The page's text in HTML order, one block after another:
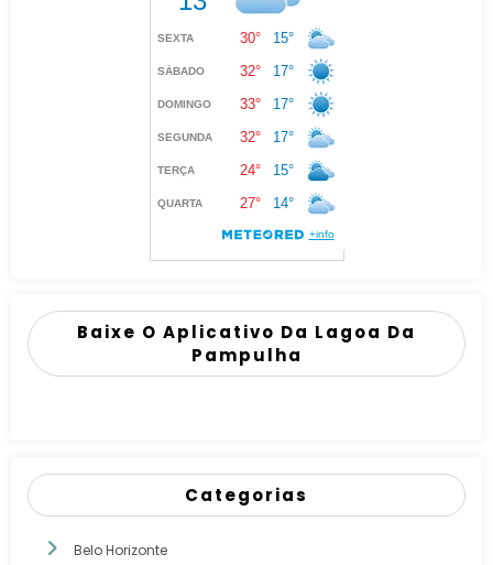
Baixe O Aplicativo Da Lagoa Da
Pampulha
Categorias
Belo Horizonte